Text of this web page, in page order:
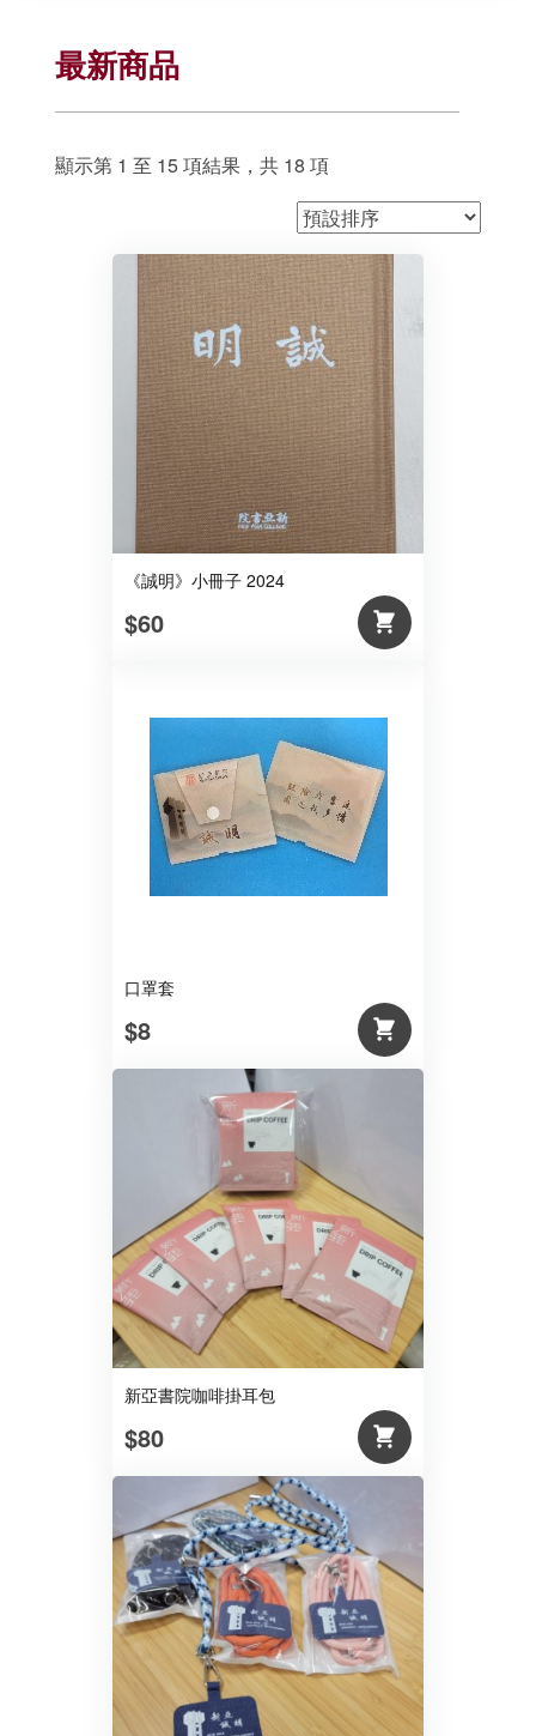
最新商品
顯示第 1 至 15 項結果，共 18 項
《誠明》小冊子 2024
$60
口罩套
$8
新亞書院咖啡掛耳包
$80